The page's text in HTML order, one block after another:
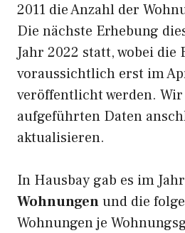
2011 die Anzahl der
Die nächste Erhebung
Jahr 2022 statt, wobei die
voraussichtlich erst im
veröffentlicht werden.
aufgeführten Daten
aktualisieren.
In Hausbay gab es im
Wohnungenund die
Wohnungen je